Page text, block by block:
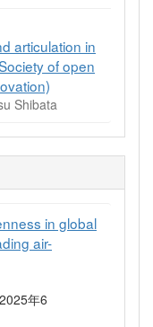
articulation in
of open
Shibata
in global
air-
年6